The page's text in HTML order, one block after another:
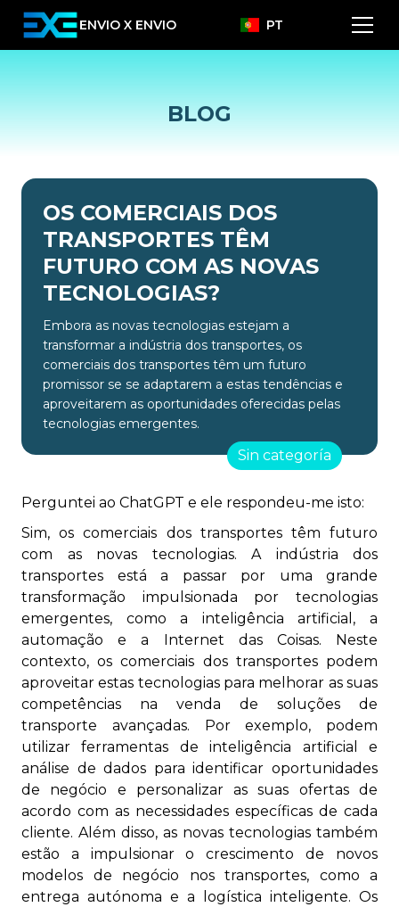
ENVIO X ENVIO PT
BLOG
OS COMERCIAIS DOS
TRANSPORTES TÊM
FUTURO COM AS NOVAS
TECNOLOGIAS?
Embora as novas tecnologias estejam a
transformar a indústria dos transportes, os
comerciais dos transportes têm um futuro
promissor se se adaptarem a estas tendências e
aproveitarem as oportunidades oferecidas pelas
tecnologias emergentes.
Sin categoría
Perguntei ao ChatGPT e ele respondeu-me isto:
Sim, os comerciais dos transportes têm futuro
com as novas tecnologias. A indústria dos
transportes está a passar por uma grande
transformação impulsionada por tecnologias
emergentes, como a inteligência artificial, a
automação e a Internet das Coisas. Neste
contexto, os comerciais dos transportes podem
aproveitar estas tecnologias para melhorar as suas
competências na venda de soluções de
transporte avançadas. Por exemplo, podem
utilizar ferramentas de inteligência artificial e
análise de dados para identificar oportunidades
de negócio e personalizar as suas ofertas de
acordo com as necessidades específicas de cada
cliente. Além disso, as novas tecnologias também
estão a impulsionar o crescimento de novos
modelos de negócio nos transportes, como a
entrega autónoma e a logística inteligente. Os